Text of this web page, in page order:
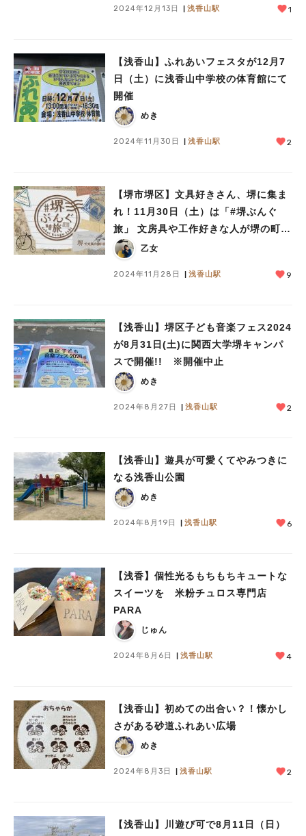
2024年12月13日 浅香山駅 1
【浅香山】ふれあいフェスタが12月7
日（土）に浅香山中学校の体育館にて
開催
めき
2024年11月30日 浅香山駅 2
【堺市堺区】文具好きさん、堺に集ま
れ！11月30日（土）は「#堺ぶんぐ
旅」 文房具や工作好きな人が堺の町を
楽しめるイベントが開催♪
乙女
2024年11月28日 浅香山駅 9
【浅香山】堺区子ども音楽フェス2024
が8月31日(土)に関西大学堺キャンパ
スで開催!! ※開催中止
めき
2024年8月27日 浅香山駅 2
【浅香山】遊具が可愛くてやみつきに
なる浅香山公園
めき
2024年8月19日 浅香山駅 6
【浅香】個性光るもちもちキュートな
スイーツを 米粉チュロス専門店
PARA
じゅん
2024年8月6日 浅香山駅 4
【浅香山】初めての出合い？！懐かし
さがある砂道ふれあい広場
めき
2024年8月3日 浅香山駅 2
【浅香山】川遊び可で8月11日（日）